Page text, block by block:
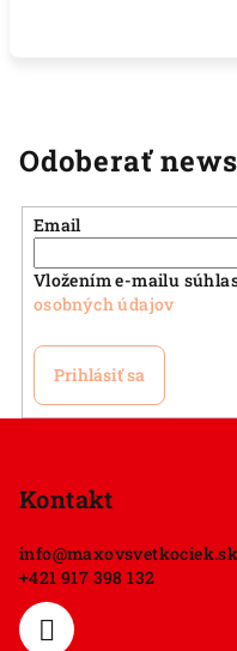
Odoberať
Email
Vložením e-mailu
osobných údajov
Prihlásiť sa
Kontakt
info@maxovsvetkociek.sk
+421 917 398 132